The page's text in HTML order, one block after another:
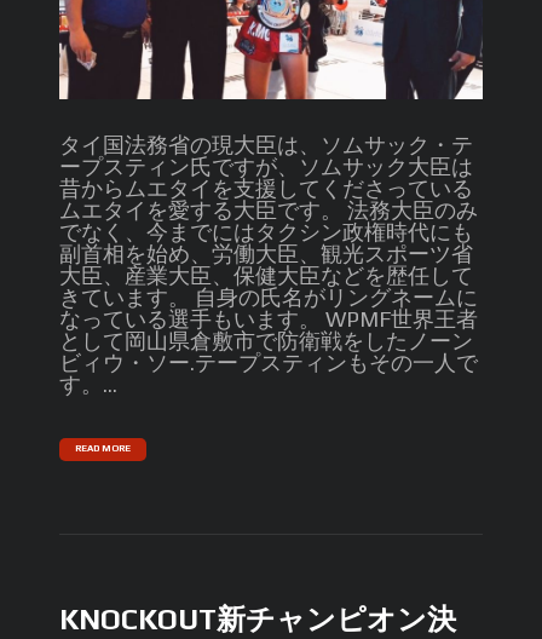
タイ国法務省の現大臣は、ソムサック・テ
ープスティン氏ですが、ソムサック大臣は
昔からムエタイを支援してくださっている
ムエタイを愛する大臣です。 法務大臣のみ
でなく、今までにはタクシン政権時代にも
副首相を始め、労働大臣、観光スポーツ省
大臣、産業大臣、保健大臣などを歴任して
きています。 自身の氏名がリングネームに
なっている選手もいます。 WPMF世界王者
として岡山県倉敷市で防衛戦をしたノーン
ビィウ・ソー.テープスティンもその一人で
す。...
READ MORE
KNOCKOUT新チャンピオン決